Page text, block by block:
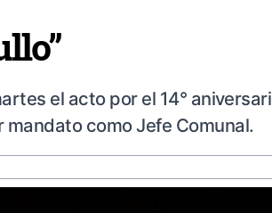
el acto por el 14°
como Jefe Comunal.